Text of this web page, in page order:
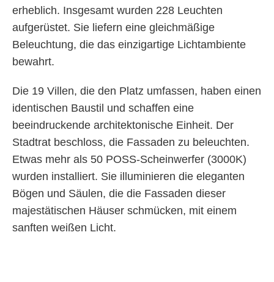
erheblich. Insgesamt wurden 228 Leuchten
aufgerüstet. Sie liefern eine gleichmäßige
Beleuchtung, die das einzigartige Lichtambiente
bewahrt.
Die 19 Villen, die den Platz umfassen, haben einen
identischen Baustil und schaffen eine
beeindruckende architektonische Einheit. Der
Stadtrat beschloss, die Fassaden zu beleuchten.
Etwas mehr als 50 POSS-Scheinwerfer (3000K)
wurden installiert. Sie illuminieren die eleganten
Bögen und Säulen, die die Fassaden dieser
majestätischen Häuser schmücken, mit einem
sanften weißen Licht.